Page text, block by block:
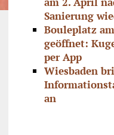
Sanierung
Bouleplatz
geöffnet:
per App
Wiesbaden
an